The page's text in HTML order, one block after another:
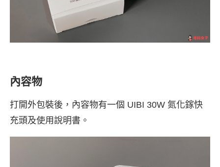
內容物
打開外包裝後，內容物有一個 UIBI 30W 氮化鎵快
充頭及使用說明書。